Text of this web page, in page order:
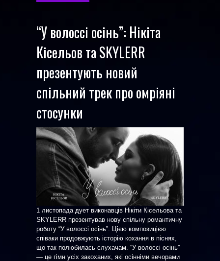
“У волоссі осінь”: Нікіта
Кісельов та SKYLERR
презентують новий
спільний трек про омріяні
стосунки
1 листопада дует виконавців Нікіти Кісельова та
SKYLERR презентував нову спільну романтичну
роботу “У волоссі осінь”. Цією композицією
співаки продовжують історію кохання в піснях,
що так полюбилась слухачам. “У волоссі осінь”
— це гімн усіх закоханих, які осінніми вечорами